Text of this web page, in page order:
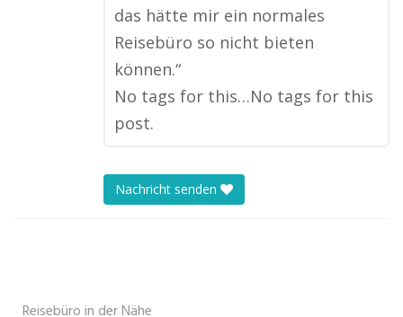
das hätte mir ein normales
Reisebüro so nicht bieten
können.“
No tags for this…No tags for this
post.
Nachricht senden
Reisebüro in der Nähe